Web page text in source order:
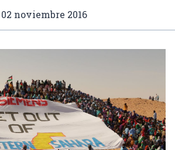
02 noviembre 2016